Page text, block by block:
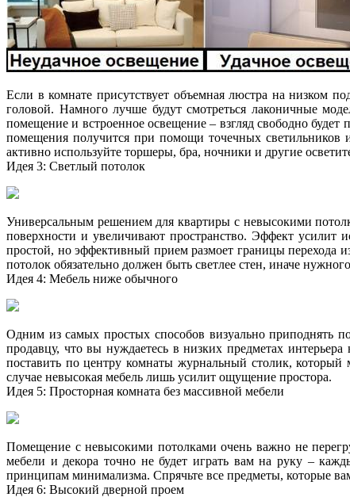
Если в комнате присутствует объемная люстра на низком
головой. Намного лучше будут смотреться лаконичные
помещение и встроенное освещение – взгляд свободно
помещения получится при помощи точечных светильников
активно используйте торшеры, бра, ночники и другие
Идея 3: Светлый потолок
Универсальным решением для квартиры с невысокими
поверхности и увеличивают пространство. Эффект
простой, но эффективный прием размоет границы
потолок обязательно должен быть светлее стен, иначе
Идея 4: Мебель ниже обычного
Одним из самых простых способов визуально приподнять
продавцу, что вы нуждаетесь в низких предметах
поставить по центру комнаты журнальный столик, который
случае невысокая мебель лишь усилит ощущение простора.
Идея 5: Просторная комната без массивной мебели
Помещение с невысокими потолками очень важно не
мебели и декора точно не будет играть вам на руку –
принципам минимализма. Спрячьте все предметы, которые
Идея 6: Высокий дверной проем